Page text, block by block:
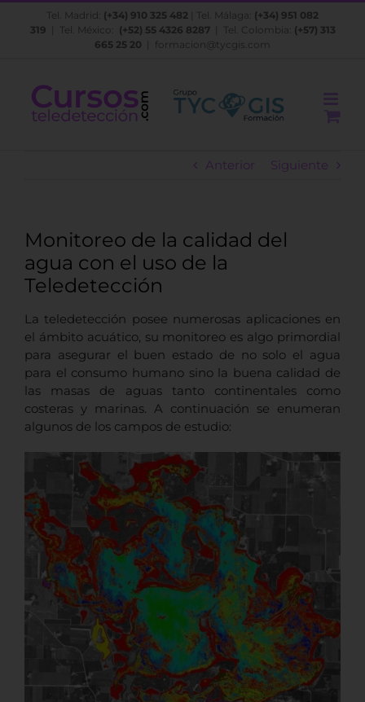
Saltar
Tel. Madrid: (+34) 910 325 482 | Tel. Málaga: (+34) 951 082
319 | Tel. México: (+52) 55 4326 8287| Tel. Colombia: (+57) 313
665 25 20
formacion@tycgis.com
Anterior Siguiente
Monitoreo de la calidad del
agua con el uso de la
Teledetección
La teledetección posee numerosas aplicaciones en
el ámbito acuático, su monitoreo es algo primordial
para asegurar el buen estado de no solo el agua
para el consumo humano sino la buena calidad de
las masas de aguas tanto continentales como
costeras y marinas. A continuación se enumeran
algunos de los campos de estudio: